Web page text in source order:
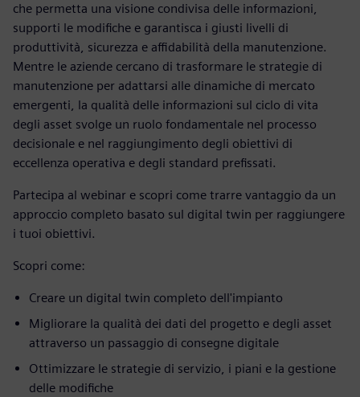
che permetta una visione condivisa delle informazioni,
supporti le modifiche e garantisca i giusti livelli di
produttività, sicurezza e affidabilità della manutenzione.
Mentre le aziende cercano di trasformare le strategie di
manutenzione per adattarsi alle dinamiche di mercato
emergenti, la qualità delle informazioni sul ciclo di vita
degli asset svolge un ruolo fondamentale nel processo
decisionale e nel raggiungimento degli obiettivi di
eccellenza operativa e degli standard prefissati.
Partecipa al webinar e scopri come trarre vantaggio da un
approccio completo basato sul digital twin per raggiungere
i tuoi obiettivi.
Scopri come:
Creare un digital twin completo dell'impianto
Migliorare la qualità dei dati del progetto e degli asset
attraverso un passaggio di consegne digitale
Ottimizzare le strategie di servizio, i piani e la gestione
delle modifiche